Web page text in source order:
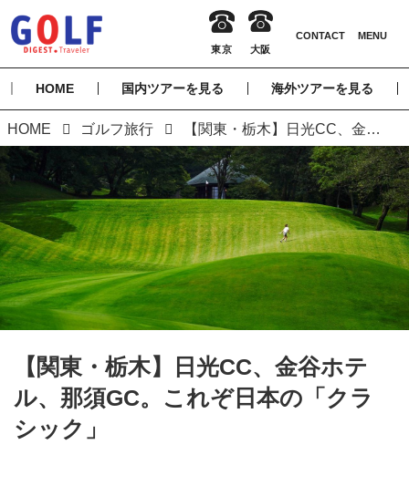
HOME 国内ツアーを見る 海外ツアーを見る
HOME ゴルフ旅行 【関東・栃木】日光CC、金谷ホテル、那須GC。これぞ日本の「クラシック」
【関東・栃木】日光CC、金谷ホテ
ル、那須GC。これぞ日本の「クラ
シック」